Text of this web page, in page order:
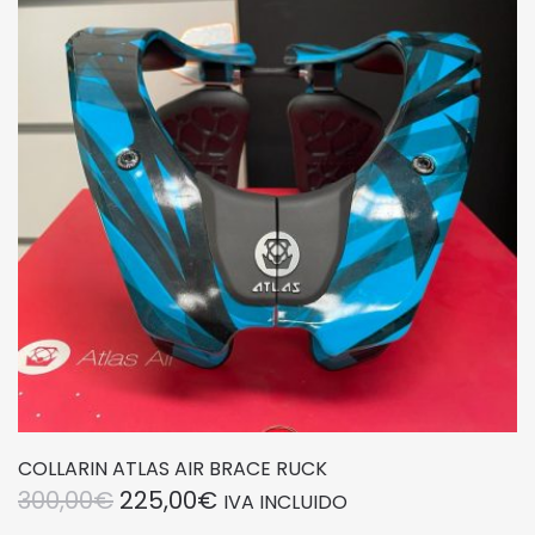
opciones
se
pueden
elegir
en
la
página
de
producto
COLLARIN ATLAS AIR BRACE RUCK
300,00€ EL
225,00€EL
IVA INCLUIDO